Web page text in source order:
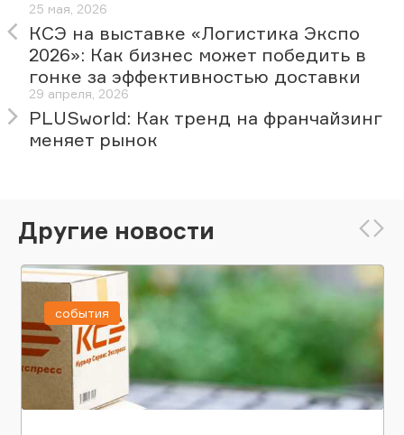
25 мая, 2026
КСЭ на выставке «Логистика Экспо
2026»: Как бизнес может победить в
гонке за эффективностью доставки
29 апреля, 2026
PLUSworld: Как тренд на франчайзинг
меняет рынок
Другие новости
события